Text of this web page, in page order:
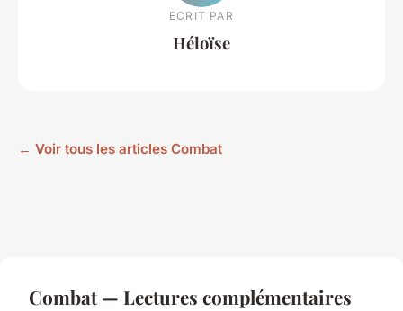
ECRIT PAR
Héloïse
← Voir tous les articles Combat
Combat — Lectures complémentaires